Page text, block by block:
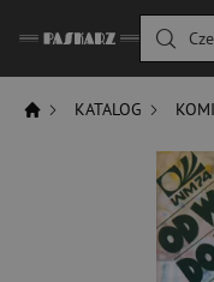
KATALOG